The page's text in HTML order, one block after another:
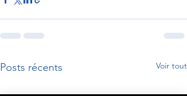
Posts récents Voir tout